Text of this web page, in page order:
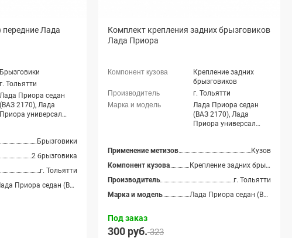
Лада
Брызговики
г. Тольятти
Лада Приора седан
(ВАЗ 2170), Лада
Приора универсал
2172), Лада Приора
купэ (ВАЗ 21728), Лада
Приора-2 седан (ВАЗ
21704), Лада Приора-2
Брызговики
2 брызговика
г. Тольятти
Лада Приора седан (ВАЗ 2170), Лада Приора универсал (ВАЗ 2171), Лада Приора хэтчбек (ВАЗ 2172), Лада Приора купэ (ВАЗ 21728), Лада Приора-2 седан (ВАЗ 21704), Лада Приора-2 хэтчбек (ВАЗ 21724)
Комплект крепления задних брызговиков
Лада Приора
Крепление задних
брызговиков
г. Тольятти
Лада Приора седан
(ВАЗ 2170), Лада
Приора универсал
2172), Лада Приора
купэ (ВАЗ 21728)
Применение метизов
Кузов
Компонент кузова
Крепление задних брызговиков
Производитель
г. Тольятти
Марка и модель
Лада Приора седан (ВАЗ 2170), Лада Приора универсал (ВАЗ 2171), Лада Приора хэтчбек (ВАЗ 2172), Лада Приора купэ (ВАЗ 21728)
Под заказ
300 руб.323